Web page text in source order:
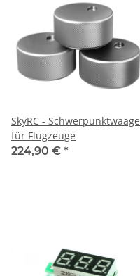
SkyRC - Schwerpunktwaage
für Flugzeuge
224,90 € *